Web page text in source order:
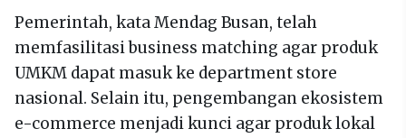
Pemerintah, kata Mendag Busan, telah
memfasilitasi business matching agar produk
UMKM dapat masuk ke department store
nasional. Selain itu, pengembangan ekosistem
e-commerce menjadi kunci agar produk lokal